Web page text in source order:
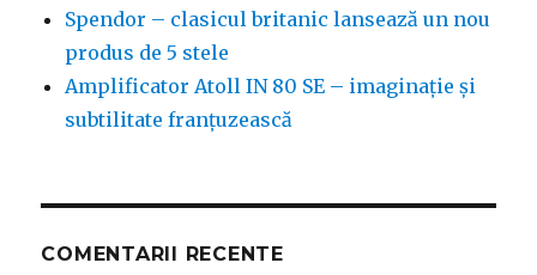
Spendor – clasicul britanic lansează un nou
produs de 5 stele
Amplificator Atoll IN 80 SE – imaginație și
subtilitate franțuzească
COMENTARII RECENTE